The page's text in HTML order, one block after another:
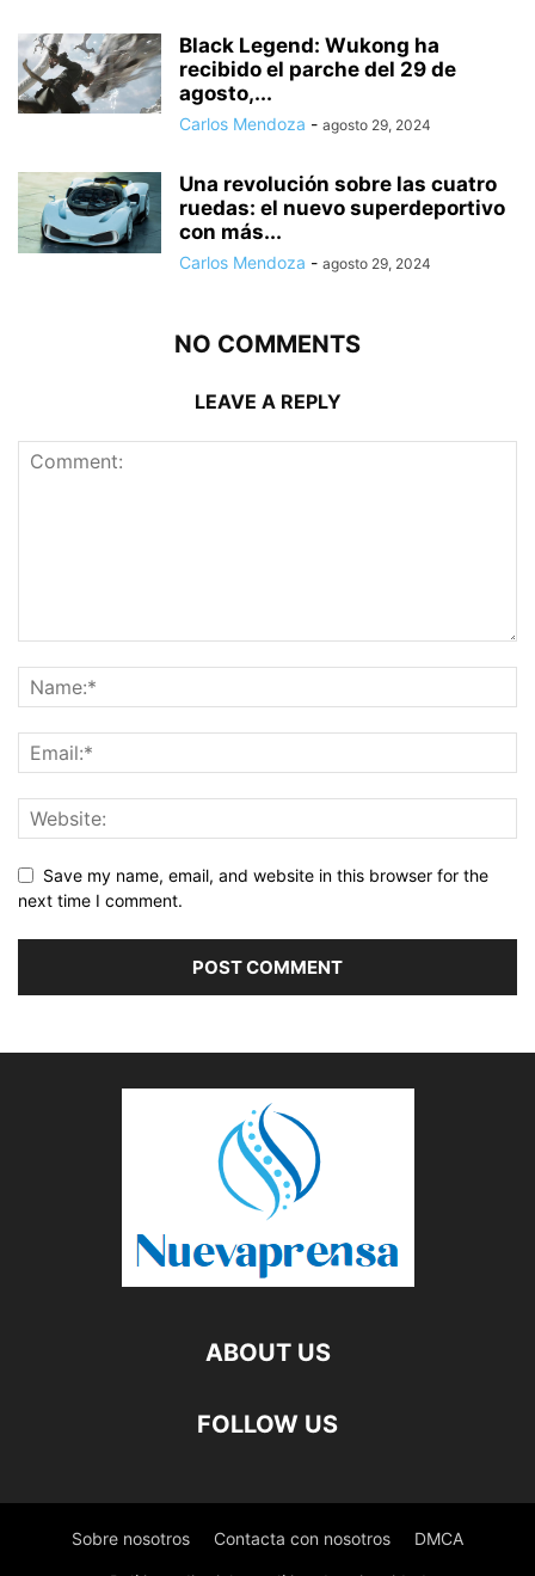
Black Legend: Wukong ha
recibido el parche del 29 de
agosto,...
Carlos Mendoza - agosto 29, 2024
Una revolución sobre las cuatro
ruedas: el nuevo superdeportivo
con más...
Carlos Mendoza - agosto 29, 2024
NO COMMENTS
LEAVE A REPLY
Save my name, email, and website in this browser for the
next time I comment.
ABOUT US
FOLLOW US
Sobre nosotros Contacta con nosotros DMCA